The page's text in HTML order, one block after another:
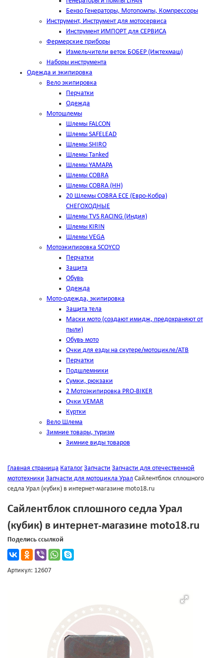
Бензо Генераторы, Мотопомпы, Компрессоры
Инструмент, Инструмент для мотосервиса
Инструмент ИМПОРТ для СЕРВИСА
Фермерские приборы
Измельчители веток БОБЕР (Ижтехмаш)
Наборы инструмента
Одежда и экипировка
Вело экипировка
Перчатки
Одежда
Мотошлемы
Шлемы FALCON
Шлемы SAFELEAD
Шлемы SHIRO
Шлемы Tanked
Шлемы YAMAPA
Шлемы COBRA
Шлемы COBRA (HH)
20 Шлемы COBRA ECE (Евро-Кобра)
СНЕГОХОДНЫЕ
Шлемы TVS RACING (Индия)
Шлемы KIRIN
Шлемы VEGA
Мотоэкипировка SCOYCO
Перчатки
Защита
Обувь
Одежда
Мото-одежда, экипировка
Защита тела
Маски мото (создают имидж, предохраняют от
пыли)
Обувь мото
Очки для езды на скутере/мотоцикле/АТВ
Перчатки
Подшлемники
Сумки, рюкзаки
2 Мотоэкипировка PRO-BIKER
Очки VEMAR
Куртки
Вело Шлема
Зимние товары, туризм
Зимние виды товаров
Главная страница Каталог Запчасти Запчасти для отечественной
мототехники Запчасти для мотоцикла Урал Сайлентблок сплошного
седла Урал (кубик) в интернет-магазине moto18.ru
Сайлентблок сплошного седла Урал
(кубик) в интернет-магазине moto18.ru
Поделись ссылкой
Артикул: 12607